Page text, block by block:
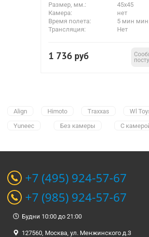
Размер, мм.:
45x45
Камера:
нет
Время полета:
5 мин мин
Трансляция:
Нет
1 736 руб
Align Himoto Traxxas Wl
Yuneec
Без камеры
С
+7 (495) 924-57-67
+7 (985) 924-57-67
Будни 10:00 до 21:00
127560, Москва, ул. Менжинского д.3